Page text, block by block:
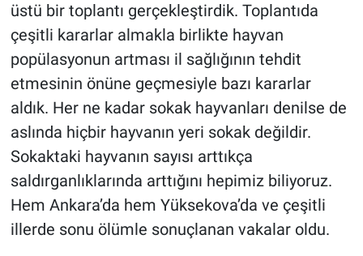
üstü bir toplantı gerçekleştirdik. Toplantıda
çeşitli kararlar almakla birlikte hayvan
popülasyonun artması il sağlığının tehdit
etmesinin önüne geçmesiyle bazı kararlar
aldık. Her ne kadar sokak hayvanları denilse de
aslında hiçbir hayvanın yeri sokak değildir.
Sokaktaki hayvanın sayısı arttıkça
saldırganlıklarında arttığını hepimiz biliyoruz.
Hem Ankara’da hem Yüksekova’da ve çeşitli
illerde sonu ölümle sonuçlanan vakalar oldu.
Türkiye'nin Geleceği
Türkiye'nin Gündemi
Yerel Gündem
Yerel Yaşam
Canlı Yayın